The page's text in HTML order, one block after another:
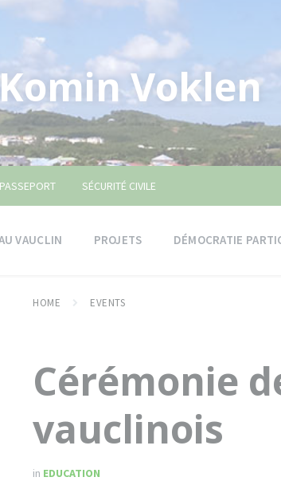
Voklen
PASSEPORT SÉCURITÉ CIVILE
VAUCLIN PROJETS DÉMOCRATIE
HOME EVENTS
Cérémonie
vauclinois
in EDUCATION